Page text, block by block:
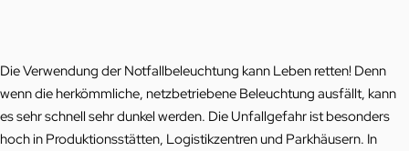
Die Verwendung der Notfallbeleuchtung kann Leben retten! Denn
wenn die herkömmliche, netzbetriebene Beleuchtung ausfällt, kann
es sehr schnell sehr dunkel werden. Die Unfallgefahr ist besonders
hoch in Produktionsstätten, Logistikzentren und Parkhäusern. In